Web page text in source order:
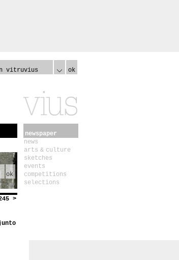
vitruvius ok
ok
>
newspaper
news
arts & culture
sketches
events
competitions
selections